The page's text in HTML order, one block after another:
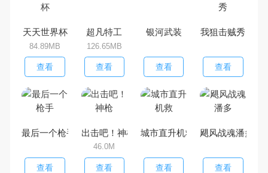
天天世界杯
84.89MB
查看
超凡特工
126.65MB
查看
银河武装
查看
我狙击贼秀
查看
最后一个枪手
查看
出击吧！神枪
46.0M
查看
城市直升机救
查看
飓风战魂潘多
查看